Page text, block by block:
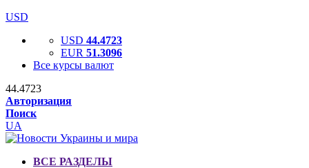
USD
USD 44.4723
EUR 51.3096
Все курсы валют
44.4723
Авторизация
Поиск
UA
ВСЕ РАЗДЕЛЫ